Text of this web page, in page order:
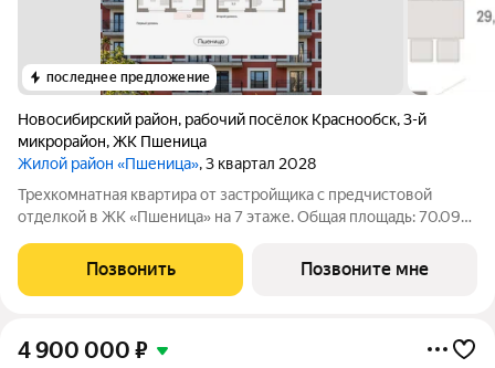
последнее предложение
Новосибирский район, рабочий посёлок Краснообск,3-й
микрорайон,ЖК Пшеница
Жилой район «Пшеница», 3 квартал 2028
Трехкомнатная квартира от застройщика с предчистовой
отделкой в ЖК «Пшеница» на 7 этаже. Общая площадь: 70.09
29.41 кв.м. Высота потолков 2.82 м. Продаётся с паркингом и
кладовой.
Позвонить Позвоните мне
4 900 000 ₽